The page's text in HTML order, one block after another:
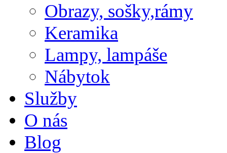
Obrazy, sošky,rámy
Keramika
Lampy, lampáše
Nábytok
Služby
O nás
Blog